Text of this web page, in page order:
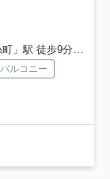
」駅 徒歩9分
バルコニー